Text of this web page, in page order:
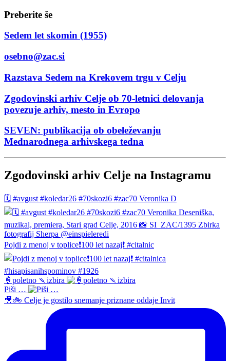
Preberite še
Sedem let skomin (1955)
osebno@zac.si
Razstava Sedem na Krekovem trgu v Celju
Zgodovinski arhiv Celje ob 70-letnici delovanja
povezuje arhiv, mesto in Evropo
SEVEN: publikacija ob obeleževanju
Mednarodnega arhivskega tedna
Zgodovinski arhiv Celje na Instagramu
🗓️ #avgust #koledar26 #70skozi6 #zac70 Veronika D
Pojdi z menoj v toplice❗️100 let nazaj❗️ #citalnic
🍦poletno 🍡izbira
Piši …
🎥🚲 Celje je gostilo snemanje priznane oddaje Invit